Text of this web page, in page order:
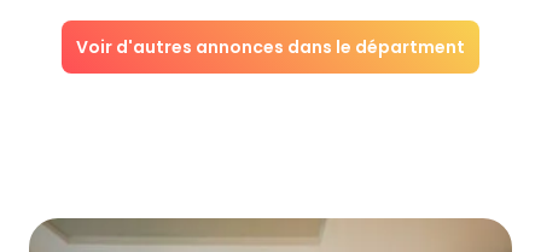
Voir d'autres annonces dans le départment